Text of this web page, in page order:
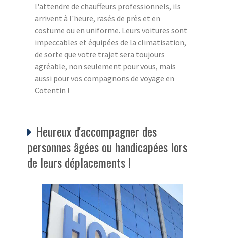
l'attendre de chauffeurs professionnels, ils
arrivent à l'heure, rasés de près et en
costume ou en uniforme. Leurs voitures sont
impeccables et équipées de la climatisation,
de sorte que votre trajet sera toujours
agréable, non seulement pour vous, mais
aussi pour vos compagnons de voyage en
Cotentin !
Heureux d'accompagner des
personnes âgées ou handicapées lors
de leurs déplacements !